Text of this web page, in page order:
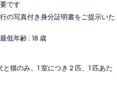
です
の写真付き身分証明書をご提示いた
低年齢 : 18 歳
猫のみ、1 室につき 2 匹、1 匹あた